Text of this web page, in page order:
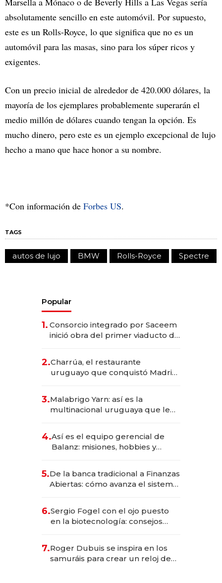
absolutamente sencillo en este automóvil. Por supuesto,
este es un Rolls-Royce, lo que significa que no es un
automóvil para las masas, sino para los súper ricos y
exigentes.
Con un precio inicial de alrededor de 420.000 dólares, la
mayoría de los ejemplares probablemente superarán el
medio millón de dólares cuando tengan la opción. Es
mucho dinero, pero este es un ejemplo excepcional de lujo
hecho a mano que hace honor a su nombre.
*Con información de Forbes US.
TAGS
autos de lujo BMW Rolls-Royce Spectre
Popular
1. Consorcio integrado por Saceem
inició obra del primer viaducto de
millones
2.Charrúa, el restaurante
uruguayo que conquistó Madrid:
anticipación y prepara apertura
3.Malabrigo Yarn: así es la
multinacional uruguaya que le
4.Así es el equipo gerencial de
Balanz: misiones, hobbies y
5.De la banca tradicional a Finanzas
Abiertas: cómo avanza el sistema
6.Sergio Fogel con el ojo puesto
en la biotecnología: consejos
rol de la IA
7.Roger Dubuis se inspira en los
samuráis para crear un reloj de